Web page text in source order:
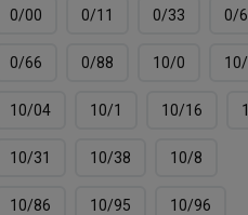
0/00
0/11 0/33 0/
0/66 0/88 10/0
10/04 10/1 10/16
10/31 10/38 10/8
10/86 10/95 10/96